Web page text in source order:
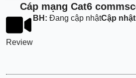
Cáp mạng Cat6
Review
BH: Đang cập nhậtCập